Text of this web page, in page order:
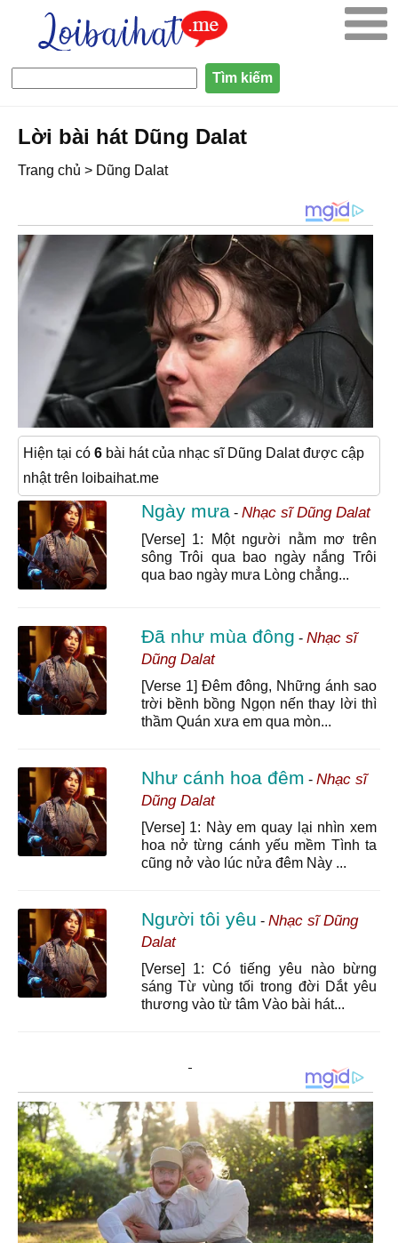
Lời bài hát Dũng Dalat
Trang chủ > Dũng Dalat
Hiện tại có 6 bài hát của nhạc sĩ Dũng Dalat được cập
nhật trên loibaihat.me
Ngày mưa- Nhạc sĩ Dũng Dalat
[Verse] 1: Một người nằm mơ trên
sông Trôi qua bao ngày nắng Trôi
qua bao ngày mưa Lòng chẳng...
Đã như mùa đông - Nhạc sĩ
Dũng Dalat
[Verse 1] Đêm đông, Những ánh sao
trời bềnh bồng Ngọn nến thay lời thì
thầm Quán xưa em qua mòn...
Như cánh hoa đêm - Nhạc sĩ
Dũng Dalat
[Verse] 1: Này em quay lại nhìn xem
hoa nở từng cánh yếu mềm Tình ta
cũng nở vào lúc nửa đêm Này ...
Người tôi yêu - Nhạc sĩ Dũng
Dalat
[Verse] 1: Có tiếng yêu nào bừng
sáng Từ vùng tối trong đời Dắt yêu
thương vào từ tâm Vào bài hát...